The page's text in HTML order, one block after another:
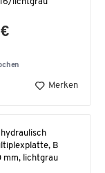
Merken
B
mm, lichtgrau